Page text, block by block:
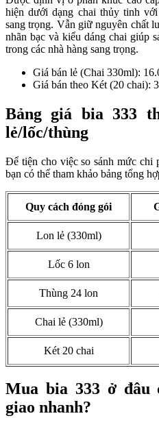
hiện dưới dạng chai thủy tinh
sang trọng. Vẫn giữ nguyên chất
nhãn bạc và kiểu dáng chai giúp
trong các nhà hàng sang trọng.
Giá bán lẻ (Chai 330ml):
Giá bán theo Két (20
Bảng giá bia 333
lẻ/lốc/thùng
Để tiện cho việc so sánh mức chi
bạn có thể tham khảo bảng tổng
Quy cách đóng gói
Lon lẻ (330ml)
Lốc 6 lon
Thùng 24 lon
Chai lẻ (330ml)
Két 20 chai
Mua bia 333 ở đâu
giao nhanh?